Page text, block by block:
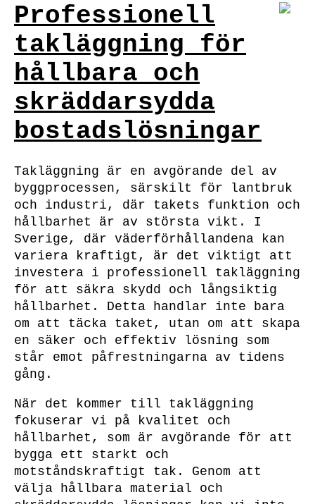
Professionell
takläggning för
hållbara och
skräddarsydda
bostadslösningar
Takläggning är en avgörande del av
byggprocessen, särskilt för lantbruk
och industri, där takets funktion och
hållbarhet är av största vikt. I
Sverige, där väderförhållandena kan
variera kraftigt, är det viktigt att
investera i professionell takläggning
för att säkra skydd och långsiktig
hållbarhet. Detta handlar inte bara
om att täcka taket, utan om att skapa
en säker och effektiv lösning som
står emot påfrestningarna av tidens
gång.
När det kommer till takläggning
fokuserar vi på kvalitet och
hållbarhet, som är avgörande för att
bygga ett starkt och
motståndskraftigt tak. Genom att
välja hållbara material och